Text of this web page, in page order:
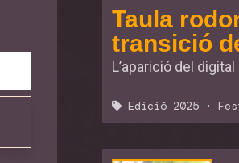
Taula
transició
L’aparició del
Edició 2025 ·